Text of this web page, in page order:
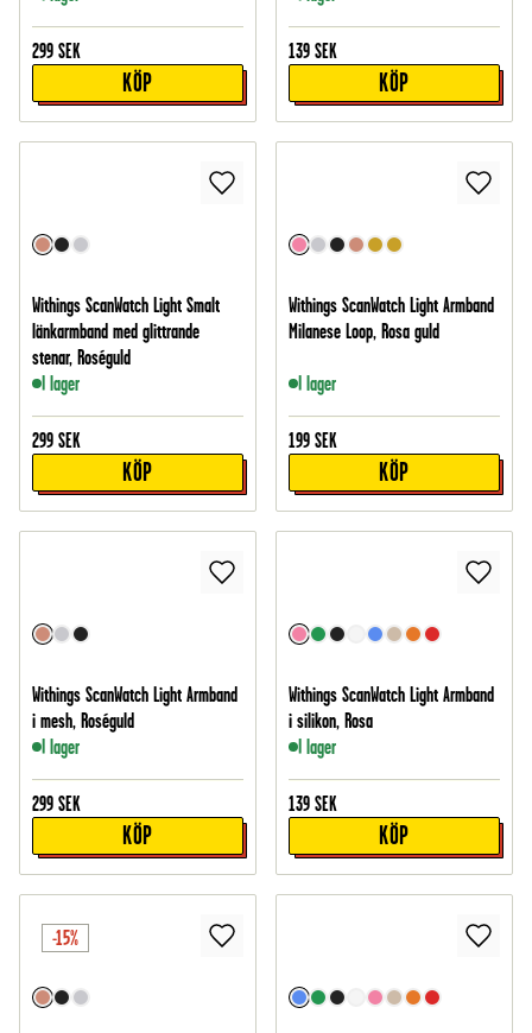
299 SEK
KÖP
139 SEK
KÖP
Withings ScanWatch Light Smalt
länkarmband med glittrande
stenar, Roséguld
I lager
299 SEK
KÖP
Withings ScanWatch Light Armband
Milanese Loop, Rosa guld
I lager
199 SEK
KÖP
Withings ScanWatch Light Armband
i mesh, Roséguld
I lager
299 SEK
KÖP
Withings ScanWatch Light Armband
i silikon, Rosa
I lager
139 SEK
KÖP
-15%